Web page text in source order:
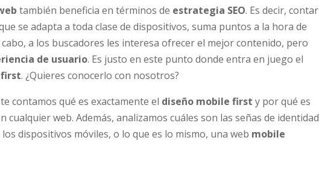
también beneficia en términos de estrategia SEO. Es decir, contar
se adapta a toda clase de dispositivos, suma puntos a la hora de
a los buscadores les interesa ofrecer el mejor contenido, pero
de usuario. Es justo en este punto donde entra en juego el
first. ¿Quieres conocerlo con nosotros?
contamos qué es exactamente el diseño mobile first y por qué es
web. Además, analizamos cuáles son las señas de identidad
dispositivos móviles, o lo que es lo mismo, una web mobile